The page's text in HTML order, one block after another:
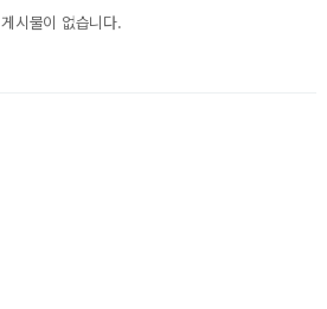
게시물이 없습니다.